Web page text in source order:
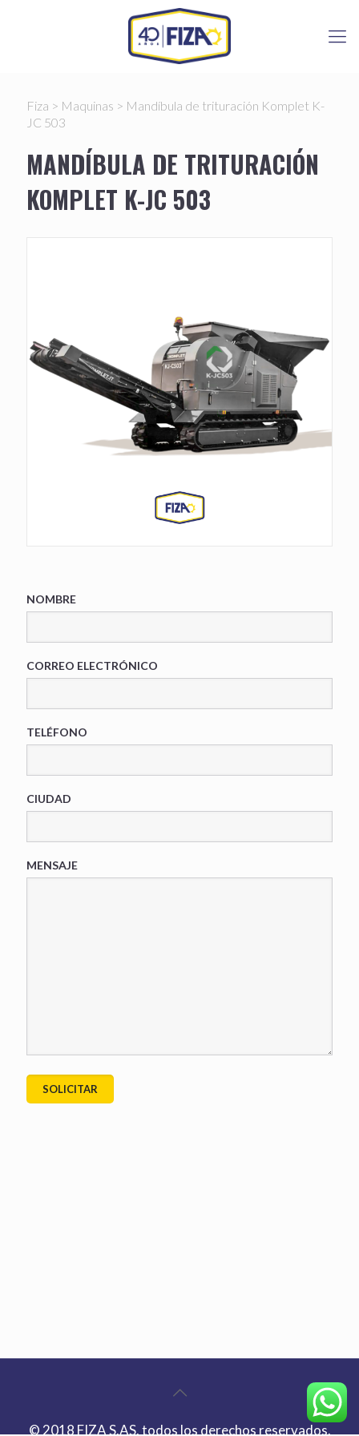
Fiza > Maquinas > Mandíbula de trituración Komplet K-
JC 503
MANDÍBULA DE TRITURACIÓN
KOMPLET K-JC 503
NOMBRE
CORREO ELECTRÓNICO
TELÉFONO
CIUDAD
MENSAJE
© 2018 FIZA S.AS. todos los derechos reservados.